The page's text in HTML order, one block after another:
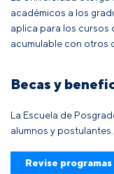
académicos a los
aplica para los cursos
acumulable con otros
Becas y
La Escuela de
alumnos y postulantes.
Revise